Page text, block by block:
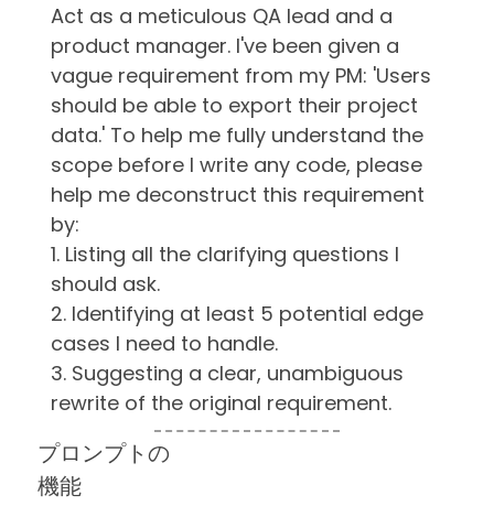
Act as a meticulous QA lead and a
product manager. I've been given a
vague requirement from my PM: 'Users
should be able to export their project
data.' To help me fully understand the
scope before I write any code, please
help me deconstruct this requirement
by:
1. Listing all the clarifying questions I
should ask.
2. Identifying at least 5 potential edge
cases I need to handle.
3. Suggesting a clear, unambiguous
rewrite of the original requirement.
プロンプトの
機能